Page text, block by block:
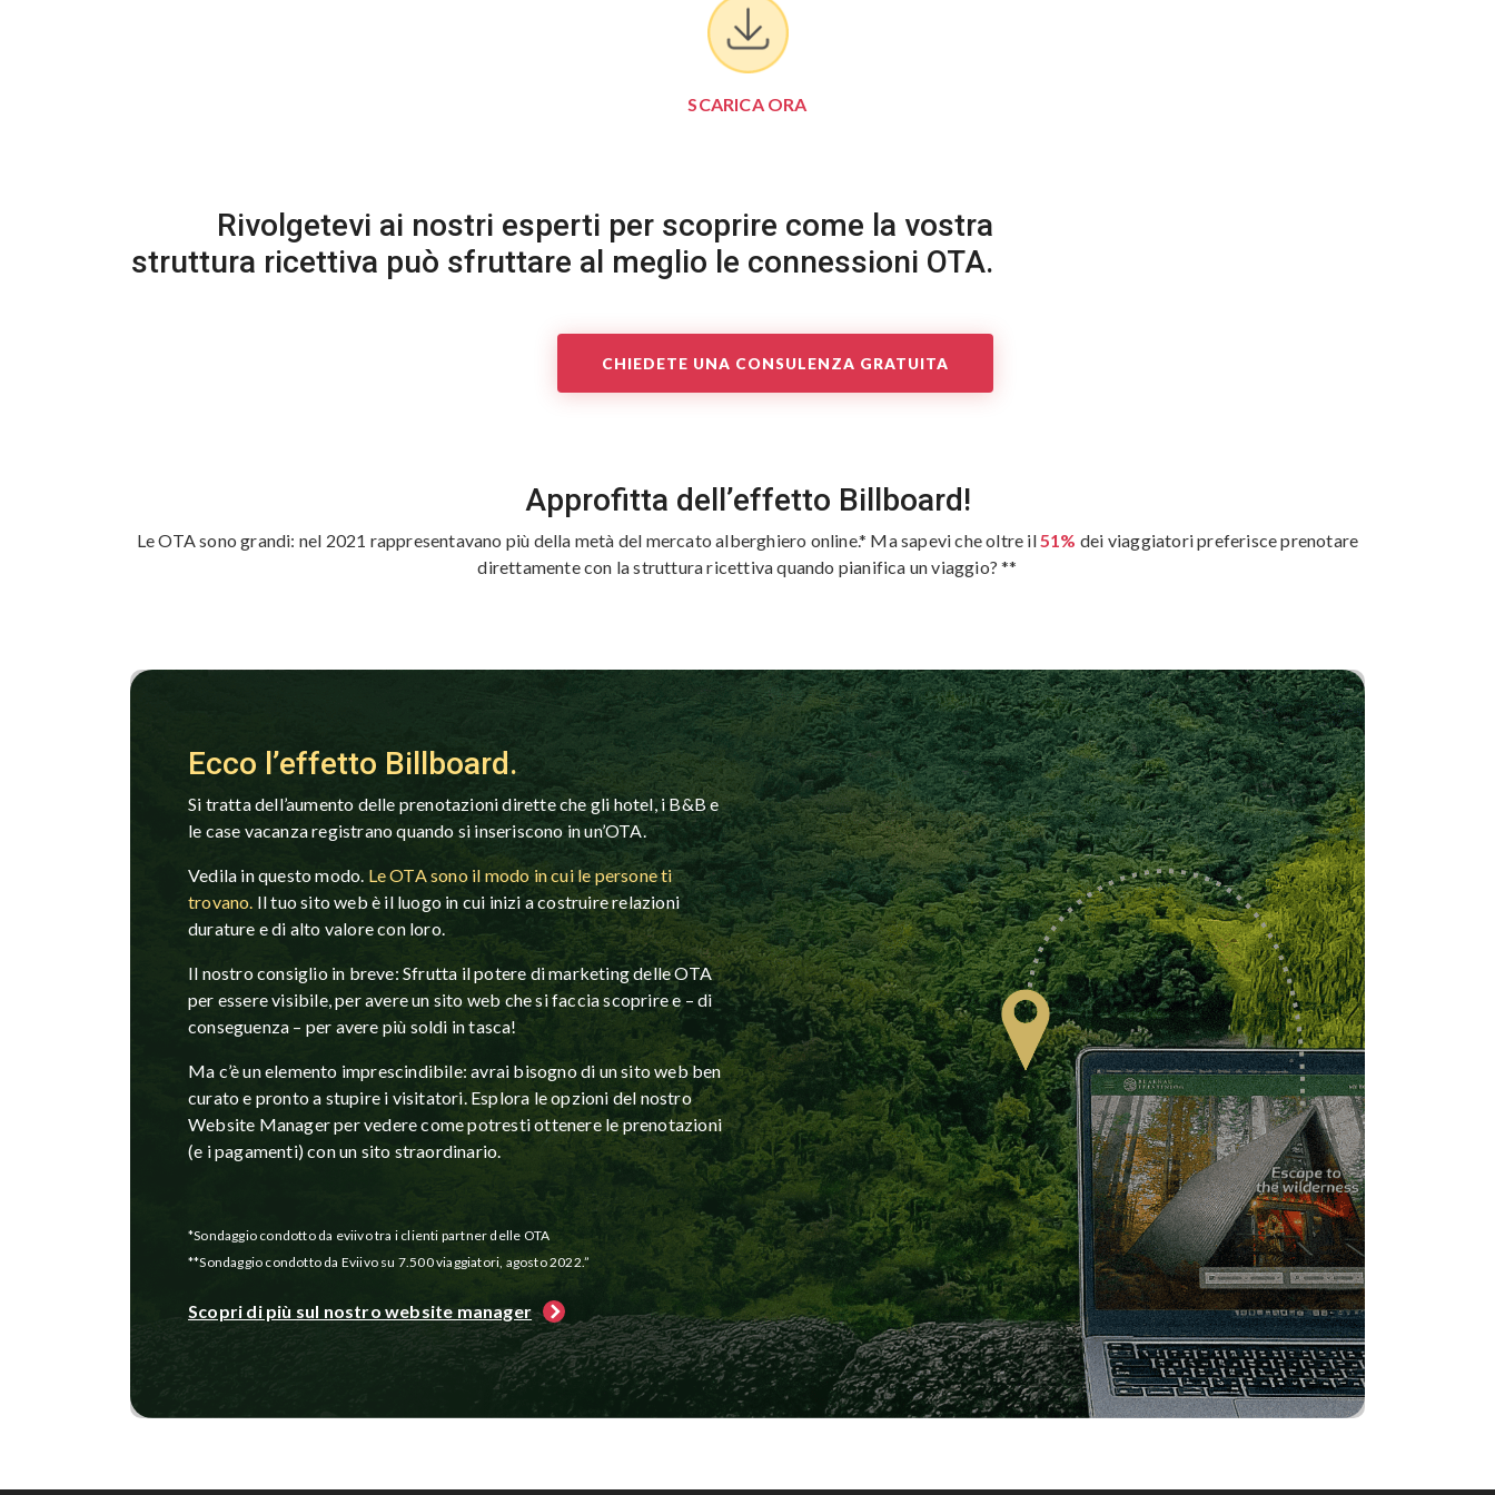
SCARICA ORA
Rivolgetevi ai nostri esperti per scoprire come la vostra
struttura ricettiva può sfruttare al meglio le connessioni OTA.
CHIEDETE UNA CONSULENZA GRATUITA
Approfitta dell’effetto Billboard!
Le OTA sono grandi: nel 2021 rappresentavano più della metà del mercato alberghiero online.* Ma sapevi che oltre il51% dei viaggiatori preferisce prenotare
direttamente con la struttura ricettiva quando pianifica un viaggio? **
Ecco l’effetto Billboard.
Si tratta dell’aumento delle prenotazioni dirette che gli hotel, i B&B e
le case vacanza registrano quando si inseriscono in un’OTA.
Vedila in questo modo. Le OTA sono il modo in cui le persone ti
trovano. Il tuo sito web è il luogo in cui inizi a costruire relazioni
durature e di alto valore con loro.
Il nostro consiglio in breve: Sfrutta il potere di marketing delle OTA
per essere visibile, per avere un sito web che si faccia scoprire e – di
conseguenza – per avere più soldi in tasca!
Ma c’è un elemento imprescindibile: avrai bisogno di un sito web ben
curato e pronto a stupire i visitatori. Esplora le opzioni del nostro
Website Manager per vedere come potresti ottenere le prenotazioni
(e i pagamenti) con un sito straordinario.
*Sondaggio condotto da eviivo tra i clienti partner delle OTA
**Sondaggio condotto da Eviivo su 7.500 viaggiatori, agosto 2022.”
Scopri di più sul nostro website manager